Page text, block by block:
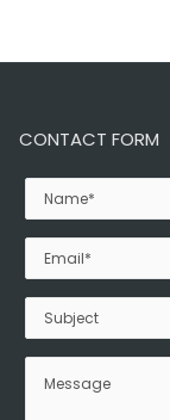
CONTACT FORM